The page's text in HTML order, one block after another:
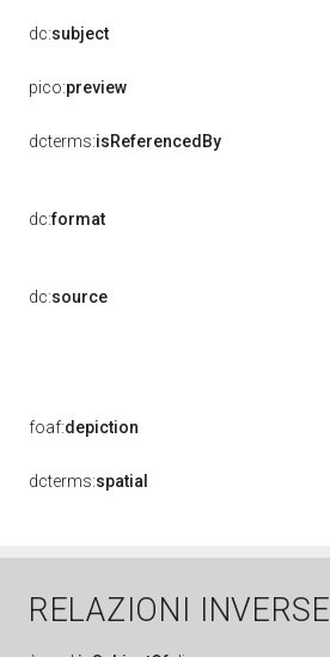
dc:subject
pico:preview
dcterms:isReferencedBy
dc:format
dc:source
foaf:depiction
dcterms:spatial
RELAZIONI INVERSE